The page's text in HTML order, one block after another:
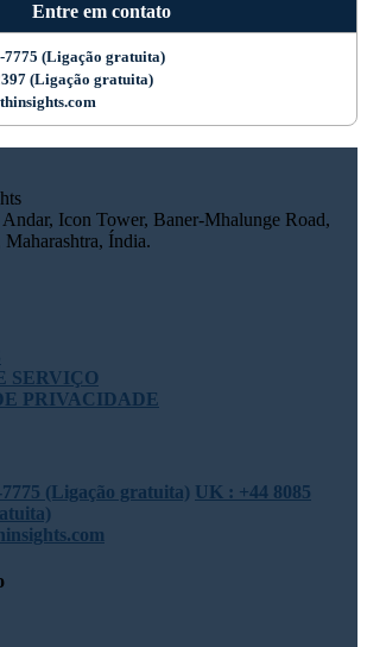
Entre em contato
7775 (Ligação gratuita)
(Ligação gratuita)
Icon Tower, Baner-Mhalunge Road,
Maharashtra, Índia.
SERVIÇO
PRIVACIDADE
(Ligação gratuita) UK : +44 8085